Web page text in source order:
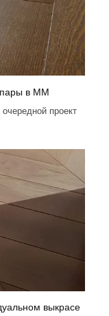
пары в ММ
проект
выкрасе